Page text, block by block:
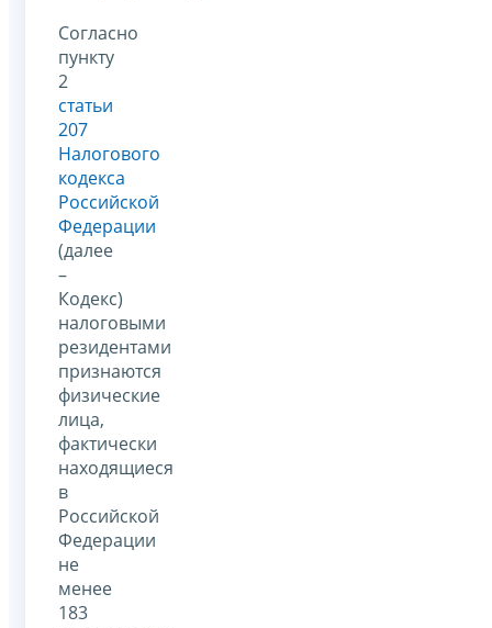
Согласно
пункту
2
статьи
207
Налогового
кодекса
Российской
Федерации
(далее
–
Кодекс)
налоговыми
резидентами
признаются
физические
лица,
фактически
находящиеся
в
Российской
Федерации
не
менее
183